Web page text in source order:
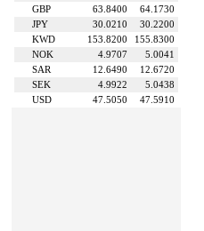
GBP
64.1730
63.8400
JPY
30.2200
30.0210
KWD
155.8300
153.8200
NOK
5.0041
4.9707
SAR
12.6720
12.6490
SEK
5.0438
4.9922
USD
47.5910
47.5050